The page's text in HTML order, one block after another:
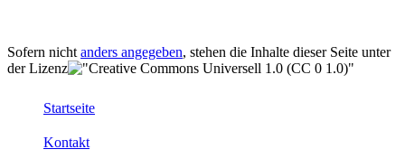
Sofern nicht anders angegeben, stehen die Inhalte dieser Seite unter
der Lizenz
Startseite
Kontakt